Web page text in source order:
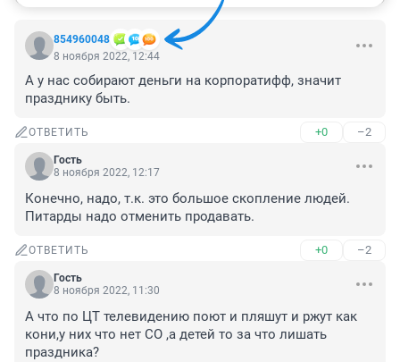
854960048
8 ноября 2022, 12:44
А у нас собирают деньги на корпоратифф, значит
празднику быть.
ОТВЕТИТЬ +0 –2
Гость
8 ноября 2022, 12:17
Конечно, надо, т.к. это большое скопление людей.
Питарды надо отменить продавать.
ОТВЕТИТЬ +0 –2
Гость
8 ноября 2022, 11:30
А что по ЦТ телевидению поют и пляшут и ржут как
кони,у них что нет СО ,а детей то за что лишать
праздника?